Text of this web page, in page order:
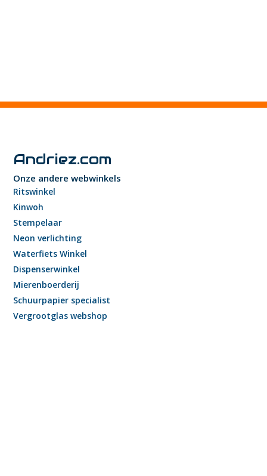
Andriez.com
Onze andere webwinkels
Ritswinkel
Kinwoh
Stempelaar
Neon verlichting
Waterfiets Winkel
Dispenserwinkel
Mierenboerderij
Schuurpapier specialist
Vergrootglas webshop